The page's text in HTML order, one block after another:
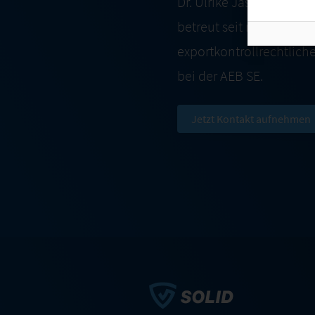
betreut seit mehr als
bei der AEB SE.
Jetzt Kontakt aufnehmen